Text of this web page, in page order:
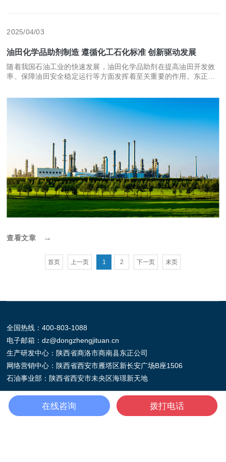
2025/04/03
油田化学品助剂制造 遵循化工石化标准 创新驱动发展
随着我国石油工业的快速发展，油田化学品助剂在提高油田开发效
率、保障油田安全稳定运行等方面发挥着至关重要的作用。东正化
务的专业企业，凭借其强大的技术实力和丰富的产品线，已经成为
我国油田化学品助剂市场的领军企业。 东正化工集团的产品涵盖多
查看文章 →
首页 上一页 1 2 下一页 末页
全国热线：400-803-1088
电子邮箱：dz@dongzhengjituan.cn
生产研发中心：陕西省商洛市商南县东正公司
网络营销中心：陕西省西安市雁塔区新长安广场B座1506
石油事业部：陕西省西安市未央区海璟新天地
微信公众号在线咨询 拨打电话